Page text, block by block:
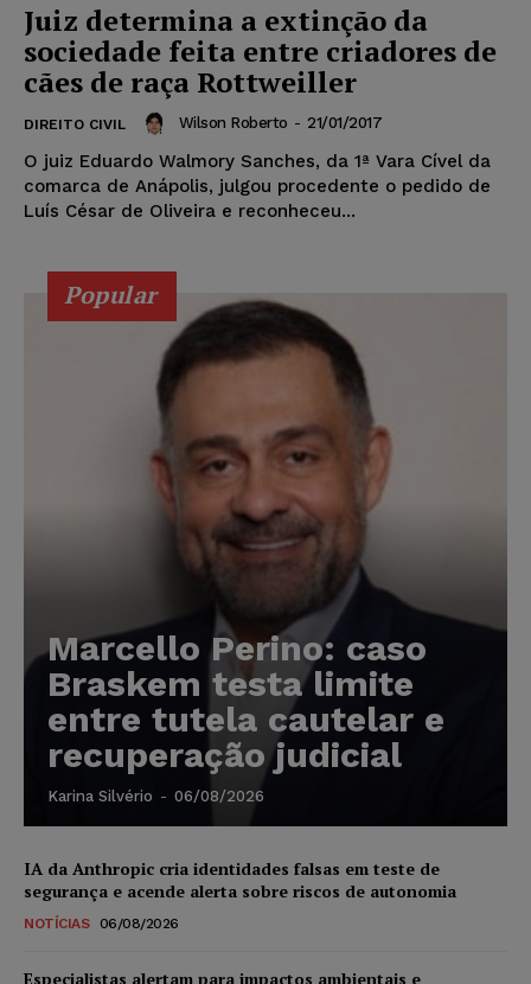
Juiz determina a extinção da
sociedade feita entre criadores de
cães de raça Rottweiller
DIREITO CIVIL Wilson Roberto - 21/01/2017
O juiz Eduardo Walmory Sanches, da 1ª Vara Cível da
comarca de Anápolis, julgou procedente o pedido de
Luís César de Oliveira e reconheceu...
Popular
Marcello Perino: caso
Braskem testa limite
entre tutela cautelar e
recuperação judicial
Karina Silvério - 06/08/2026
IA da Anthropic cria identidades falsas em teste de
segurança e acende alerta sobre riscos de autonomia
NOTÍCIAS 06/08/2026
Especialistas alertam para impactos ambientais e